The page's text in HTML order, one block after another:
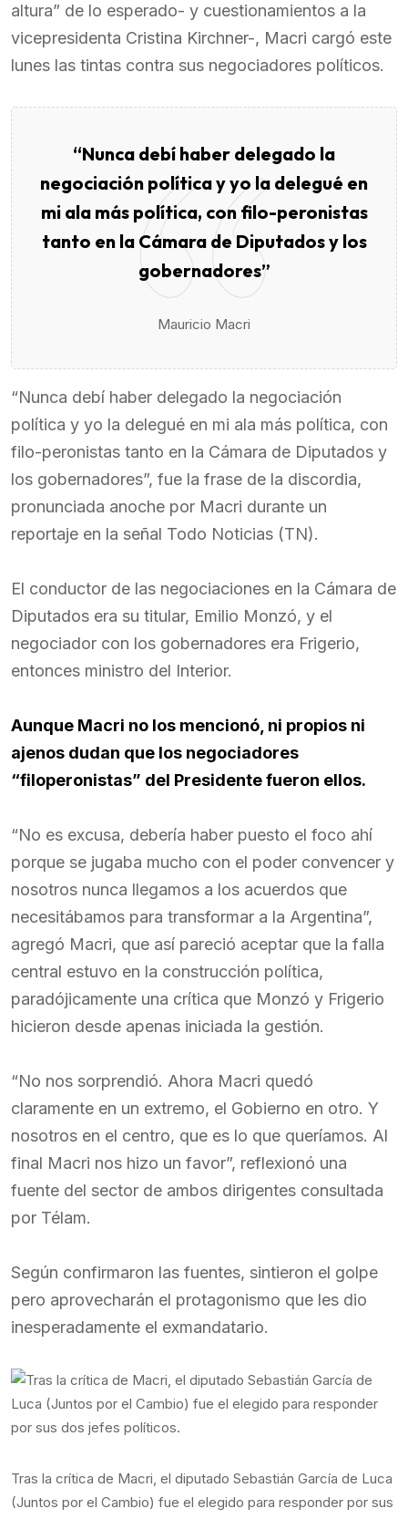
altura” de lo esperado- y cuestionamientos a la
vicepresidenta Cristina Kirchner-, Macri cargó este
lunes las tintas contra sus negociadores políticos.
“Nunca debí haber delegado la
negociación política y yo la delegué en
mi ala más política, con filo-peronistas
tanto en la Cámara de Diputados y los
gobernadores”
Mauricio Macri
“Nunca debí haber delegado la negociación
política y yo la delegué en mi ala más política, con
filo-peronistas tanto en la Cámara de Diputados y
los gobernadores”, fue la frase de la discordia,
pronunciada anoche por Macri durante un
reportaje en la señal Todo Noticias (TN).
El conductor de las negociaciones en la Cámara de
Diputados era su titular, Emilio Monzó, y el
negociador con los gobernadores era Frigerio,
entonces ministro del Interior.
Aunque Macri no los mencionó, ni propios ni
ajenos dudan que los negociadores
“filoperonistas” del Presidente fueron ellos.
“No es excusa, debería haber puesto el foco ahí
porque se jugaba mucho con el poder convencer y
nosotros nunca llegamos a los acuerdos que
necesitábamos para transformar a la Argentina”,
agregó Macri, que así pareció aceptar que la falla
central estuvo en la construcción política,
paradójicamente una crítica que Monzó y Frigerio
hicieron desde apenas iniciada la gestión.
“No nos sorprendió. Ahora Macri quedó
claramente en un extremo, el Gobierno en otro. Y
nosotros en el centro, que es lo que queríamos. Al
final Macri nos hizo un favor”, reflexionó una
fuente del sector de ambos dirigentes consultada
por Télam.
Según confirmaron las fuentes, sintieron el golpe
pero aprovecharán el protagonismo que les dio
inesperadamente el exmandatario.
Tras la crítica de Macri, el diputado Sebastián García de Luca
(Juntos por el Cambio) fue el elegido para responder por sus